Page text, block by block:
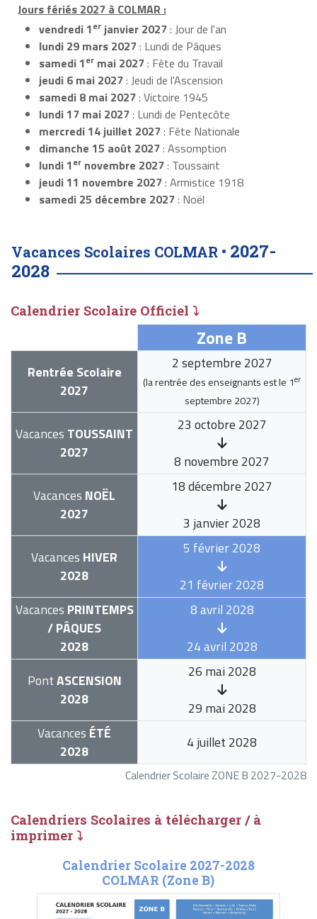
Jours fériés 2027 à COLMAR :
vendredi 1er janvier 2027: Jour de l'an
lundi 29 mars 2027: Lundi de Pâques
samedi 1er mai 2027: Fête du Travail
jeudi 6 mai 2027: Jeudi de l'Ascension
samedi 8 mai 2027: Victoire 1945
lundi 17 mai 2027: Lundi de Pentecôte
mercredi 14 juillet 2027: Fête Nationale
dimanche 15 août 2027: Assomption
lundi 1er novembre 2027: Toussaint
jeudi 11 novembre 2027: Armistice 1918
samedi 25 décembre 2027: Noël
Vacances Scolaires COLMAR • 2027-
2028
Calendrier Scolaire Officiel ⤵
Calendrier Scolaire ZONE B 2027-2028
Zone B
Rentrée Scolaire
2027
2 septembre 2027
(la rentrée des enseignants est le 1er
septembre 2027)
Vacances TOUSSAINT
2027
23 octobre 2027
8 novembre 2027
Vacances NOËL
2027
18 décembre 2027
3 janvier 2028
Vacances HIVER
2028
5 février 2028
21 février 2028
Vacances PRINTEMPS
/ PÂQUES
2028
8 avril 2028
24 avril 2028
PontASCENSION
2028
26 mai 2028
29 mai 2028
Vacances ÉTÉ
2028
4 juillet 2028
Calendriers Scolaires à télécharger / à
imprimer ⤵
Calendrier Scolaire 2027-2028
COLMAR (Zone B)